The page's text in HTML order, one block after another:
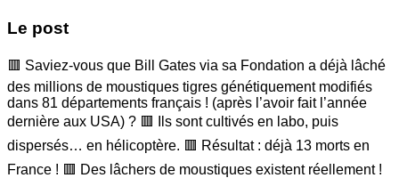
Le post
🟥 Saviez-vous que Bill Gates via sa Fondation a déjà lâché
des millions de moustiques tigres génétiquement modifiés
dans 81 départements français ! (après l’avoir fait l’année
dernière aux USA) ? 🟥 Ils sont cultivés en labo, puis
dispersés… en hélicoptère. 🟥 Résultat : déjà 13 morts en
France ! 🟥 Des lâchers de moustiques existent réellement !